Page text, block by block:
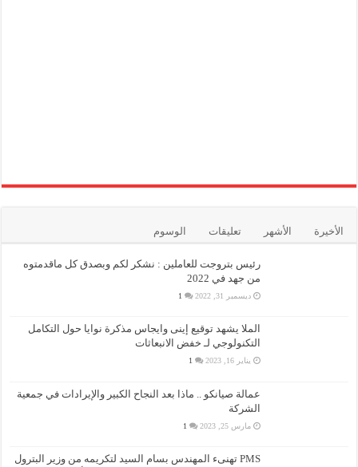
الأخيرة الأشهر تعليقات الوسوم
رئيس بتروجت للعاملين : نشكر لكم وبصدق كل ماقدمتوه
من جهد في 2022
ديسمبر 31, 2022 1
الملا يشهد توقيع إينى وايجاس مذكرة نوايا حول التكامل
التكنولوجي لـ خفض الانبعاثات
يناير 16, 2023 1
عمالة صيانكو .. ماذا بعد النجاح الكبير والإيرادات في جمعية
الشركة
مارس 25, 2023 1
PMS تهنىء المهندس بسام السيد لتكريمه من وزير البترول